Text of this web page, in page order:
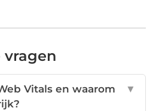
vragen
Vitals en waarom
▼